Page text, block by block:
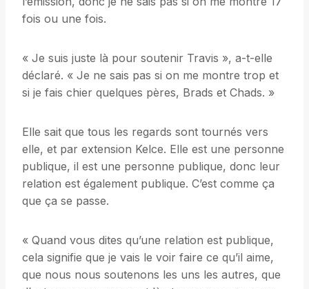
fois ou une fois.
« Je suis juste là pour soutenir Travis », a-t-elle
déclaré. « Je ne sais pas si on me montre trop et
si je fais chier quelques pères, Brads et Chads. »
Elle sait que tous les regards sont tournés vers
elle, et par extension Kelce. Elle est une personne
publique, il est une personne publique, donc leur
relation est également publique. C’est comme ça
que ça se passe.
« Quand vous dites qu’une relation est publique,
cela signifie que je vais le voir faire ce qu’il aime,
que nous nous soutenons les uns les autres, que